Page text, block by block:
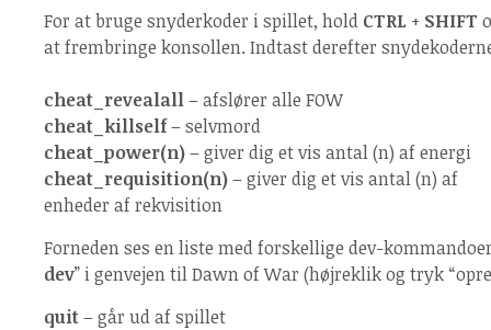
For at bruge snyderkoder i spillet, hold CTRL + SHIFT
at frembringe konsollen. Indtast derefter
cheat_revealall– afslører alle FOW
cheat_killself– selvmord
cheat_power(n)– giver dig et vis antal (n) af energi
cheat_requisition(n)– giver dig et vis antal (n) af
enheder af rekvisition
Forneden ses en liste med forskellige dev-
dev” i genvejen til Dawn of War (højreklik og tryk
quit– går ud af spillet